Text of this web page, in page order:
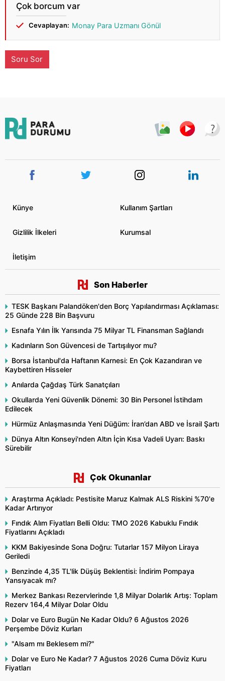
Çok borcum var
Cevaplayan: Monay Para Uzmanı Gönül
Soru Sor
Künye Kullanım Şartları
Gizlilik İlkeleri Kurumsal
İletişim
Son Haberler
TESK Başkanı Palandöken'den Borç Yapılandırması Açıklaması:
25 Günde 228 Bin Başvuru
Esnafa Yılın İlk Yarısında 75 Milyar TL Finansman Sağlandı
Kadınların Son Güvencesi de Tartışılıyor mu?
Borsa İstanbul'da Haftanın Karnesi: En Çok Kazandıran ve
Kaybettiren Hisseler
Anılarda Çağdaş Türk Sanatçıları
Okullarda Yeni Güvenlik Dönemi: 30 Bin Personel İstihdam
Edilecek
Hürmüz Anlaşmasında Yeni Düğüm: İran’dan ABD ve İsrail Şartı
Dünya Altın Konseyi'nden Altın İçin Kısa Vadeli Uyarı: Baskı
Sürebilir
Çok Okunanlar
Araştırma Açıkladı: Pestisite Maruz Kalmak ALS Riskini %70'e
Kadar Artırıyor
Fındık Alım Fiyatları Belli Oldu: TMO 2026 Kabuklu Fındık
Fiyatlarını Açıkladı
KKM Bakiyesinde Sona Doğru: Tutarlar 157 Milyon Liraya
Geriledi
Benzinde 4,35 TL'lik Düşüş Beklentisi: İndirim Pompaya
Yansıyacak mı?
Merkez Bankası Rezervlerinde 1,8 Milyar Dolarlık Artış: Toplam
Rezerv 164,4 Milyar Dolar Oldu
Dolar ve Euro Bugün Ne Kadar Oldu? 6 Ağustos 2026
Perşembe Döviz Kurları
"Alsam mı Beklesem mi?"
Dolar ve Euro Ne Kadar? 7 Ağustos 2026 Cuma Döviz Kuru
Fiyatları